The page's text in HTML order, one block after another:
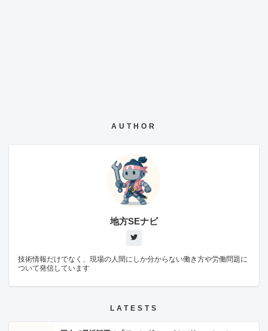
AUTHOR
地方SEナビ
技術情報だけでなく、現場の人間にしか分からない働き方や労働問題に
ついて発信しています
LATESTS